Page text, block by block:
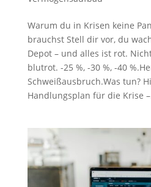
Warum du in Krisen keine
brauchst Stell dir vor, du
Depot – und alles ist rot.
blutrot. -25 %, -30 %, -40
Schweißausbruch.Was tun?
Handlungsplan für die Krise